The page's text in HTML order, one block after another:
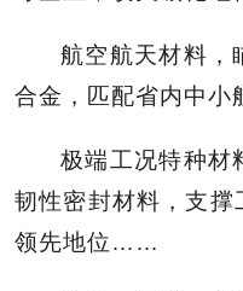
航空航天材料，
合金，匹配省内中小
极端工况特种材
韧性密封材料，支
领先地位……